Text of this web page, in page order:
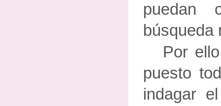
puedan
búsqueda
Por
puesto
indagar